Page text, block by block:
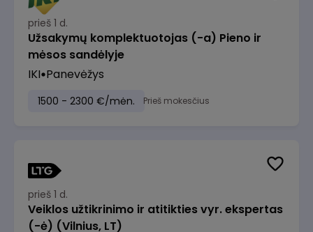
prieš 1 d.
Užsakymų komplektuotojas (-a) Pieno ir
mėsos sandėlyje
IKI Panevėžys
1500 - 2300 €/mėn. Prieš mokesčius
prieš 1 d.
Veiklos užtikrinimo ir atitikties vyr. ekspertas
(-ė) (Vilnius, LT)